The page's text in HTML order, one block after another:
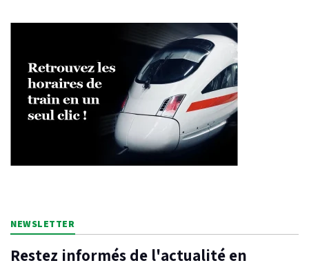
NEWSLETTER
Restez informés de l'actualité en